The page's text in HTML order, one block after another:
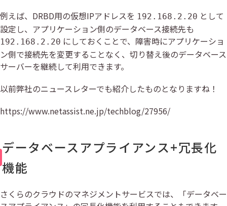
例えば、DRBD用の仮想IPアドレスを 192.168.2.20 として
設定し、アプリケーション側のデータベース接続先も
192.168.2.20 にしておくことで、障害時にアプリケーショ
ン側で接続先を変更することなく、切り替え後のデータベース
サーバーを継続して利用できます。
以前弊社のニュースレターでも紹介したものとなりますね！
https://www.netassist.ne.jp/techblog/27956/
データベースアプライアンス+冗長化
機能
さくらのクラウドのマネジメントサービスでは、「データベー